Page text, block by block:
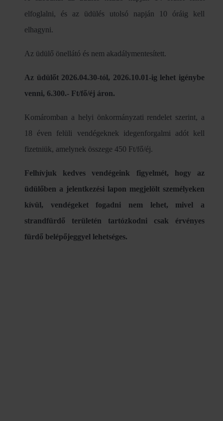
elfoglalni, és az üdülés utolsó napján 10 óráig kell
elhagyni.
Az üdülő önellátó és nem akadálymentesített.
Az üdülőt 2026.04.30-tól, 2026.10.01-ig lehet igénybe
venni, 6.300.- Ft/fő/éj áron.
Komáromban a helyi önkormányzati rendelet szerint, a
18 éven felüli vendégeknek idegenforgalmi adót kell
fizetniük, amelynek összege 450 Ft/fő/éj.
Felhívjuk kedves vendégeink figyelmét, hogy az
üdülőben a jelentkezési lapon megjelölt személyeken
kívül, vendégeket fogadni nem lehet, mivel a
strandfürdő területén tartózkodni csak érvényes
fürdő belépőjeggyel lehetséges.